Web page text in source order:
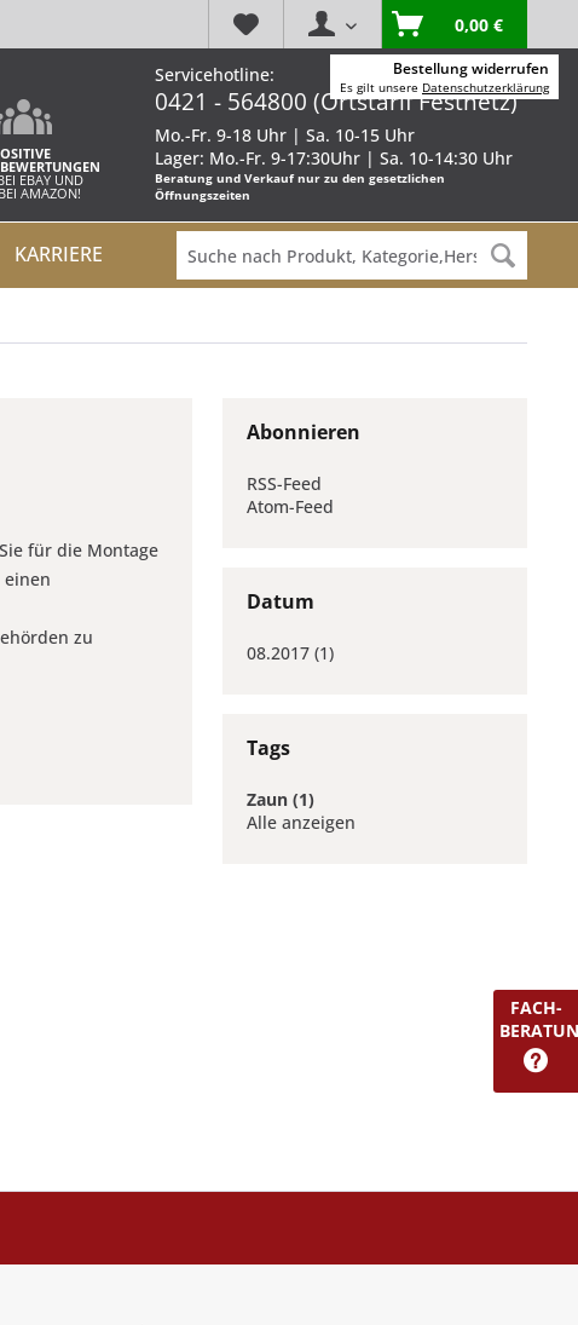
0,00 €
EBAY UND
AMAZON!
Servicehotline:
0421 - 564800 (Ortstarif Festnetz)
Mo.-Fr. 9-18 Uhr | Sa. 10-15 Uhr
Lager: Mo.-Fr. 9-17:30Uhr | Sa. 10-14:30 Uhr
Beratung und Verkauf nur zu den gesetzlichen
Öffnungszeiten
KARRIERE
Abonnieren
RSS-Feed
Atom-Feed
Datum
08.2017 (1)
Tags
Zaun (1)
Alle anzeigen
für die Montage
zu
FACH-
Bestellung widerrufen
Es gilt unsere Datenschutzerklärung